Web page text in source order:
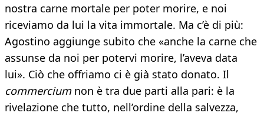
nostra carne mortale per poter morire, e noi
riceviamo da lui la vita immortale. Ma c’è di più:
Agostino aggiunge subito che «anche la carne che
assunse da noi per potervi morire, l’aveva data
lui». Ciò che offriamo ci è già stato donato. Il
commercium non è tra due parti alla pari: è la
rivelazione che tutto, nell’ordine della salvezza,